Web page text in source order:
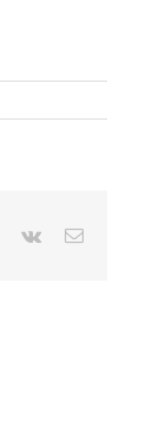
Pinterest
Vk Email